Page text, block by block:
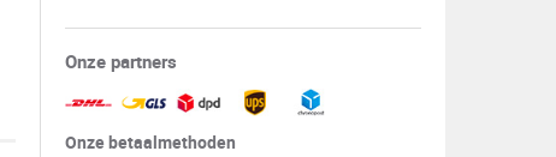
Onze partners
Onze betaalmethoden